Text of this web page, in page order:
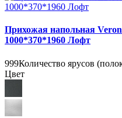
Прихожая напольная
1000*370*1960 Лофт
999Количество ярусов
Цвет